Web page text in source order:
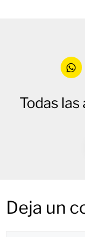
Todas
Deja un